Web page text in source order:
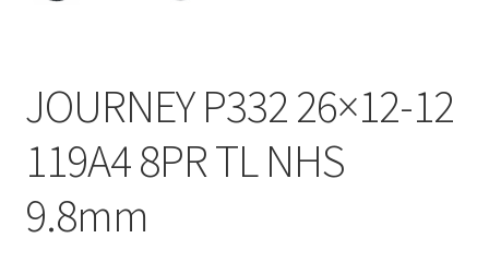
JOURNEY P332 26×12-12
119A4 8PR TL NHS
9.8mm